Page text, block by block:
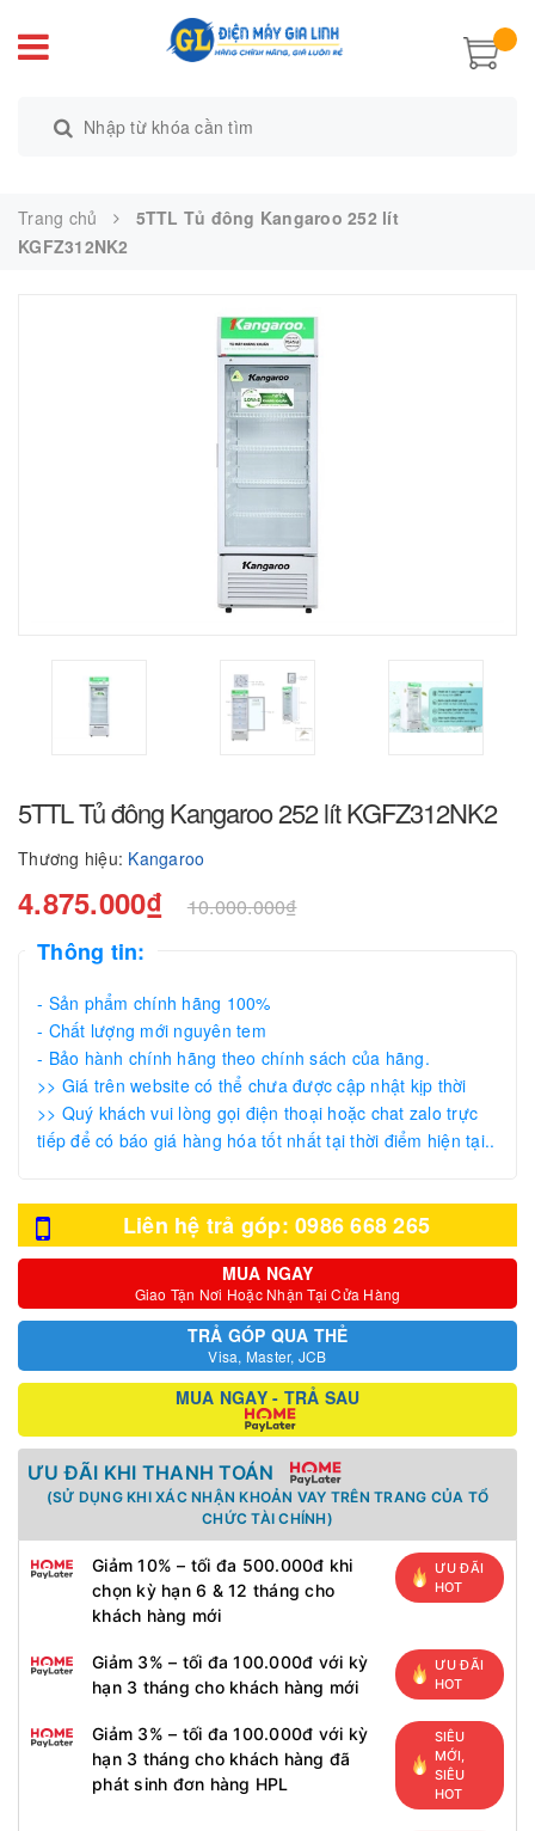
Trang chủ
5TTL Tủ đông Kangaroo 252 lít
KGFZ312NK2
5TTL Tủ đông Kangaroo 252 lít KGFZ312NK2
Thương hiệu: Kangaroo
4.875.000₫ 10.000.000₫
Thông tin:
- Sản phẩm chính hãng 100%
- Chất lượng mới nguyên tem
- Bảo hành chính hãng theo chính sách của hãng.
>> Giá trên website có thể chưa được cập nhật kịp thời
>> Quý khách vui lòng gọi điện thoại hoặc chat zalo trực
tiếp để có báo giá hàng hóa tốt nhất tại thời điểm hiện tại..
Liên hệ trả góp: 0986 668 265
MUA NGAY
Giao Tận Nơi Hoặc Nhận Tại Cửa Hàng
TRẢ GÓP QUA THẺ
Visa, Master, JCB
MUA NGAY - TRẢ SAU
ƯU ĐÃI KHI THANH TOÁN
(SỬ DỤNG KHI XÁC NHẬN KHOẢN VAY TRÊN TRANG CỦA TỔ
CHỨC TÀI CHÍNH)
Giảm 10% – tối đa 500.000đ khi
chọn kỳ hạn 6 & 12 tháng cho
khách hàng mới
ƯU ĐÃI
HOT
Giảm 3% – tối đa 100.000đ với kỳ
hạn 3 tháng cho khách hàng mới
ƯU ĐÃI
HOT
Giảm 3% – tối đa 100.000đ với kỳ
hạn 3 tháng cho khách hàng đã
phát sinh đơn hàng HPL
SIÊU
MỚI,
SIÊU
HOT